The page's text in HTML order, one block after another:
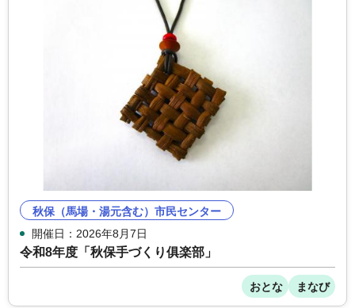
秋保（馬場・湯元含む）市民センター
開催日：2026年8月7日
令和8年度「秋保手づくり俱楽部」
おとな まなび